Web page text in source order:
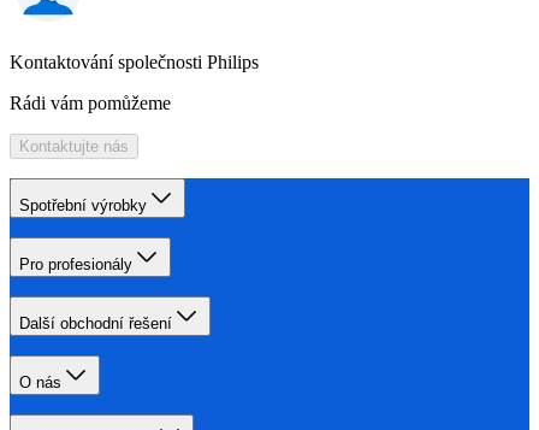
Kontaktování společnosti Philips
Rádi vám pomůžeme
Kontaktujte nás
Spotřební výrobky
Pro profesionály
Další obchodní řešení
O nás